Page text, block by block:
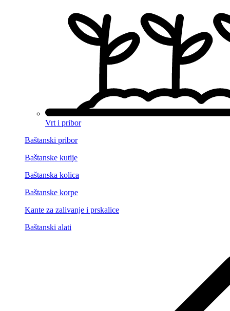
Vrt i pribor
Baštanski pribor
Baštanske kutije
Baštanska kolica
Baštanske korpe
Kante za zalivanje i prskalice
Baštanski alati